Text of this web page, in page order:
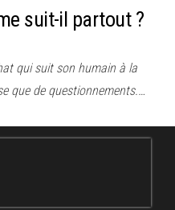
suit-il partout ?
qui suit son humain à la
que de questionnements.…